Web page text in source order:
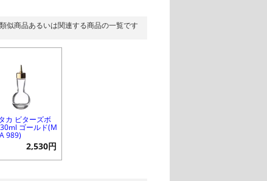
似商品あるいは関連する商品の一覧です
カ ビターズボ
30ml ゴールド(M
989)
2,530円